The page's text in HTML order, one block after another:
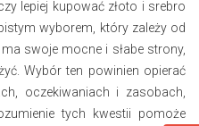
lepiej kupować złoto i srebro
wyborem, który zależy od
swoje mocne i słabe strony,
Wybór ten powinien opierać
oczekiwaniach i zasobach,
tych kwestii pomoże